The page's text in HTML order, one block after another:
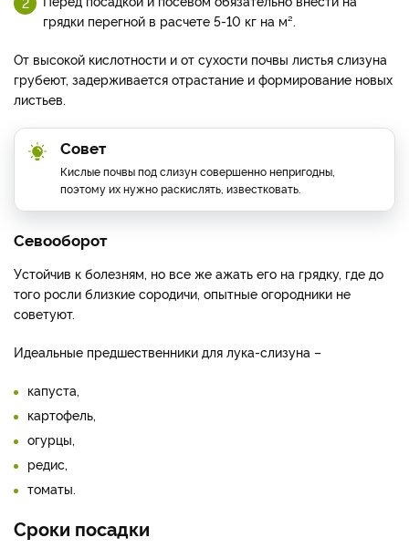
грядки перегной в расчете 5-10 кг на м².
От высокой кислотности и от сухости почвы листья слизуна
грубеют, задерживается отрастание и формирование новых
листьев.
Совет
Кислые почвы под слизун совершенно непригодны,
поэтому их нужно раскислять, известковать.
Севооборот
Устойчив к болезням, но все же ажать его на грядку, где до
того росли близкие сородичи, опытные огородники не
советуют.
Идеальные предшественники для лука-слизуна –
капуста,
картофель,
огурцы,
редис,
томаты.
Сроки посадки